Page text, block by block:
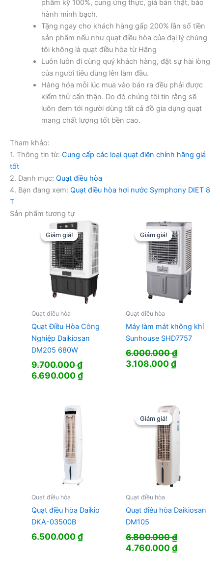
phẩm kỹ 100%, cung ứng thực, giá bán thật, bảo
hành minh bạch.
Tặng ngay cho khách hàng gấp 200% lần số tiền
sản phẩm nếu như quạt điều hòa của đại lý chúng
tôi không là quạt điều hòa từ Hãng
Luôn luôn đi cùng quý khách hàng, đặt sự hài lòng
của người tiêu dùng lên làm đầu.
Hàng hóa mỗi lúc mua vào bán ra đều phải được
kiểm thử cẩn thận. Do đó chúng tôi tin rằng sẽ
luôn đem tới người dùng tất cả đồ gia dụng quạt
mang chất lượng tốt bền cao.
Tham khảo:
1. Thông tin từ: Cung cấp các loại quạt điện chính hãng giá
tốt
2. Danh mục: Quạt điều hòa
4. Bạn đang xem: Quạt điều hòa hơi nước Symphony DIET 8
T
Sản phẩm tương tự
Giảm giá!
Giảm giá!
Quạt điều hòa
Quạt Điều Hòa Công
Nghiệp Daikiosan
DM205 680W
9.700.000₫
Giá
9.700.000 ₫.
6.690.000₫Giá
6.690.000 ₫.
Giảm giá!
Giảm giá!
Quạt điều hòa
Máy làm mát không khí
Sunhouse SHD7757
6.000.000₫
Giá
3.108.000₫Giá
Quạt điều hòa
Quạt điều hòa Daikio
DKA-03500B
6.500.000₫
Giảm giá!
Giảm giá!
Quạt điều hòa
Quạt điều hòa Daikiosan
DM105
6.800.000₫
Giá
4.760.000₫Giá